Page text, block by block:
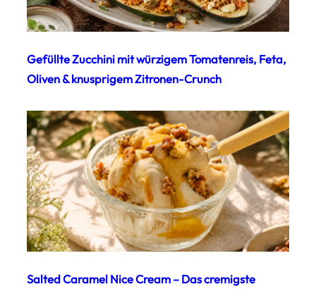
Gefüllte Zucchini mit würzigem Tomatenreis, Feta,
Oliven & knusprigem Zitronen-Crunch
Salted Caramel Nice Cream – Das cremigste